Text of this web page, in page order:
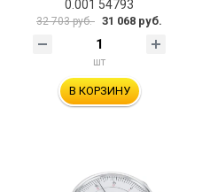
0.001 54793
32 703 руб. 31 068 руб.
шт
В КОРЗИНУ